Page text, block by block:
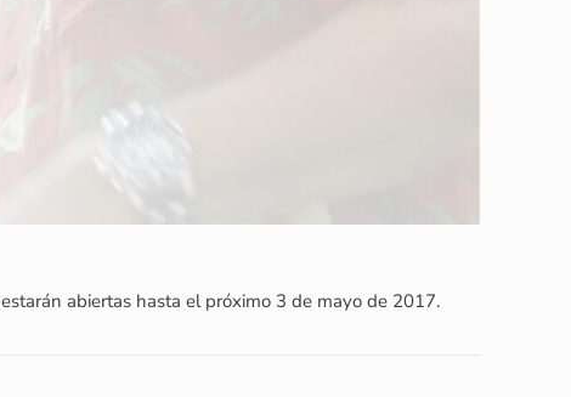
estarán abiertas hasta el próximo 3 de mayo de 2017.